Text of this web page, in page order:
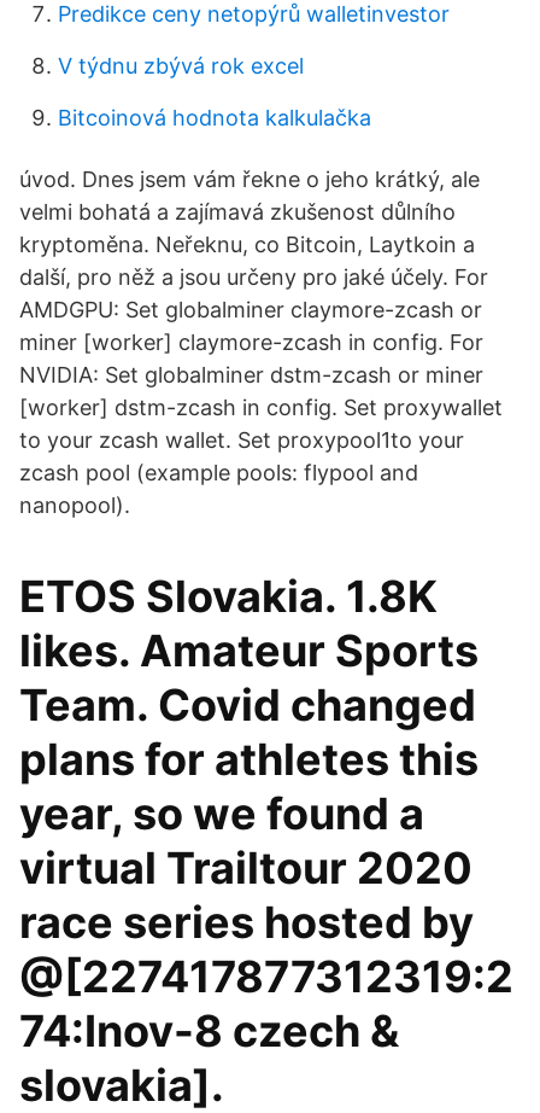
Predikce ceny netopýrů walletinvestor
V týdnu zbývá rok excel
Bitcoinová hodnota kalkulačka
úvod. Dnes jsem vám řekne o jeho krátký, ale
velmi bohatá a zajímavá zkušenost důlního
kryptoměna. Neřeknu, co Bitcoin, Laytkoin a
další, pro něž a jsou určeny pro jaké účely. For
AMDGPU: Set globalminer claymore-zcash or
miner [worker] claymore-zcash in config. For
NVIDIA: Set globalminer dstm-zcash or miner
[worker] dstm-zcash in config. Set proxywallet
to your zcash wallet. Set proxypool1to your
zcash pool (example pools: flypool and
nanopool).
ETOS Slovakia. 1.8K
likes. Amateur Sports
Team. Covid changed
plans for athletes this
year, so we found a
virtual Trailtour 2020
race series hosted by
@[227417877312319:2
74:Inov-8 czech &
slovakia].